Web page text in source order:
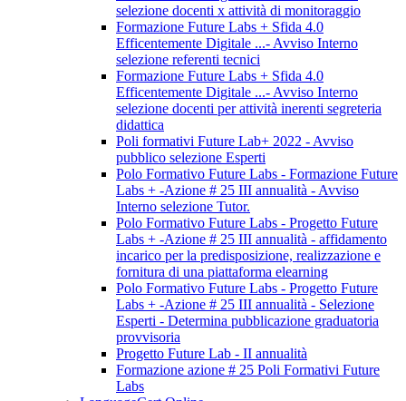
selezione docenti x attività di monitoraggio
Formazione Future Labs + Sfida 4.0
Efficentemente Digitale ...- Avviso Interno
selezione referenti tecnici
Formazione Future Labs + Sfida 4.0
Efficentemente Digitale ...- Avviso Interno
selezione docenti per attività inerenti segreteria
didattica
Poli formativi Future Lab+ 2022 - Avviso
pubblico selezione Esperti
Polo Formativo Future Labs - Formazione Future
Labs + -Azione # 25 III annualità - Avviso
Interno selezione Tutor.
Polo Formativo Future Labs - Progetto Future
Labs + -Azione # 25 III annualità - affidamento
incarico per la predisposizione, realizzazione e
fornitura di una piattaforma elearning
Polo Formativo Future Labs - Progetto Future
Labs + -Azione # 25 III annualità - Selezione
Esperti - Determina pubblicazione graduatoria
provvisoria
Progetto Future Lab - II annualità
Formazione azione # 25 Poli Formativi Future
Labs